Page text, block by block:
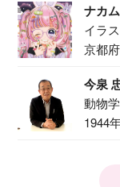
ナカ
イラ
京都
今泉
動物
1944